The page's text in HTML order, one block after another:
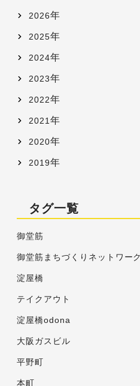
2026年
2025年
2024年
2023年
2022年
2021 年
2020年
2019年
タグ一覧
御堂筋
御堂筋まちづくりネットワーク
淀屋橋
テイクアウト
淀屋橋odona
大阪ガスビル
平野町
本町